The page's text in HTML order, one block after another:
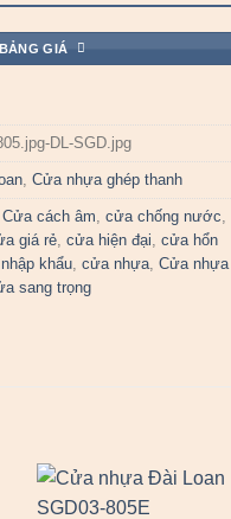
GIÁ
DL-SGD.jpg
,Cửa nhựa ghép thanh
Cửa cách âm,cửa chống nước,
giá rẻ,cửa hiện đại,cửa hổn
khẩu,cửa nhựa,Cửa nhựa
sang trọng